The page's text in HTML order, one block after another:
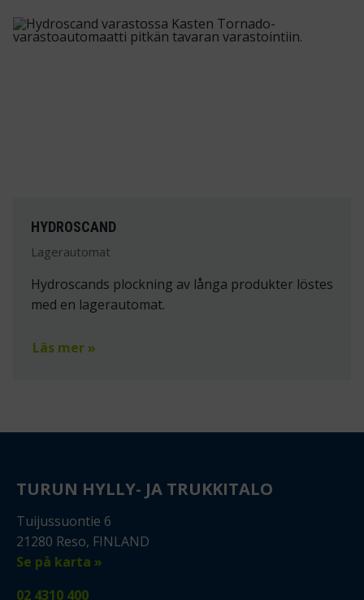
HYDROSCAND
Lagerautomat
Hydroscands plockning av långa produkter löstes
med en lagerautomat.
Läs mer »
TURUN HYLLY- JA TRUKKITALO
Tuijussuontie 6
21280 Reso, FINLAND
Se på karta »
02 4310 400